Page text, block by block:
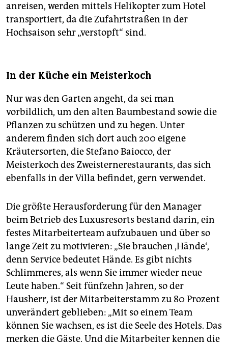
anreisen, werden mittels Helikopter zum Hotel
transportiert, da die Zufahrtstraßen in der
Hochsaison sehr „verstopft“ sind.
In der Küche ein Meisterkoch
Nur was den Garten angeht, da sei man
vorbildlich, um den alten Baumbestand sowie die
Pflanzen zu schützen und zu hegen. Unter
anderem finden sich dort auch 200 eigene
Kräutersorten, die Stefano Baiocco, der
Meisterkoch des Zweisternerestaurants, das sich
ebenfalls in der Villa befindet, gern verwendet.
Die größte Herausforderung für den Manager
beim Betrieb des Luxusresorts bestand darin, ein
festes Mitarbeiterteam aufzubauen und über so
lange Zeit zu motivieren: „Sie brauchen ‚Hände‘,
denn Service bedeutet Hände. Es gibt nichts
Schlimmeres, als wenn Sie immer wieder neue
Leute haben.“ Seit fünfzehn Jahren, so der
Hausherr, ist der Mitarbeiterstamm zu 80 Prozent
unverändert geblieben: „Mit so einem Team
können Sie wachsen, es ist die Seele des Hotels. Das
merken die Gäste. Und die Mitarbeiter kennen die